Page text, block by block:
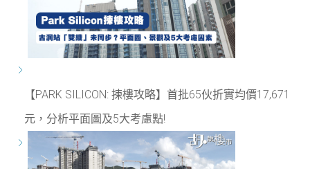
【PARK SILICON: 揀樓攻略】首批65伙折實均價17,671
元，分析平面圖及5大考慮點!